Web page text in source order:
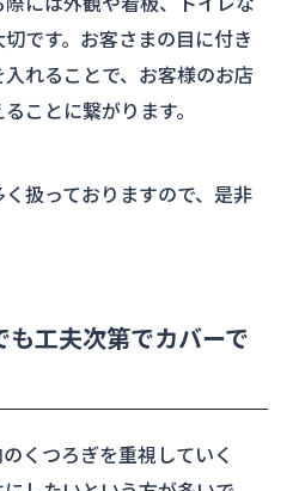
です。お客さまの目に付き
れることで、お客様のお店
ことに繋がります。
扱っておりますので、是非
も工夫次第でカバーで
くつろぎを重視していく